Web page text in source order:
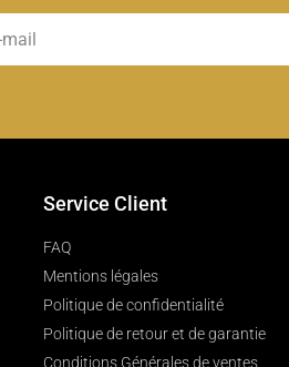
Service Client
FAQ
Mentions légales
Politique de confidentialité
Politique de retour et de garantie
Conditions Générales de ventes